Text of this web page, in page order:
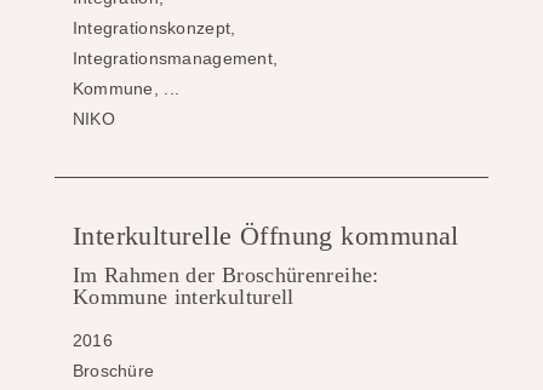
Integrationskonzept,
Integrationsmanagement,
Kommune, ...
NIKO
Interkulturelle Öffnung kommunal
Im Rahmen der Broschürenreihe:
Kommune interkulturell
2016
Broschüre